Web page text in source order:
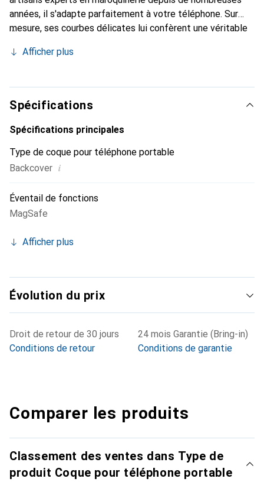
années, il s'adapte parfaitement à votre téléphone. Sur
mesure, ses courbes délicates lui confèrent une véritable
de votre smartphone. Reconnu internationalement pour
choix sûr pour une clientèle exigeante.
Afficher plus
Spécifications
Spécifications principales
Type de coque pour téléphone portable
Backcover i
Éventail de fonctions
MagSafe
Afficher plus
Évolution du prix
Droit de retour de 30 jours
Conditions de retour
24 mois Garantie (Bring-in)
Conditions de garantie
Comparer les produits
Classement des ventes dans Type de
produit Coque pour téléphone portable